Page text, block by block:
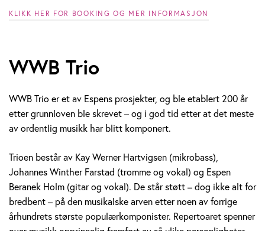
KLIKK HER FOR BOOKING OG MER INFORMASJON
WWB Trio
WWB Trio er et av Espens prosjekter, og ble etablert 200 år
etter grunnloven ble skrevet – og i god tid etter at det meste
av ordentlig musikk har blitt komponert.
Trioen består av Kay Werner Hartvigsen (mikrobass),
Johannes Winther Farstad (tromme og vokal) og Espen
Beranek Holm (gitar og vokal). De står støtt – dog ikke alt for
bredbent – på den musikalske arven etter noen av forrige
århundrets største populærkomponister. Repertoaret spenner